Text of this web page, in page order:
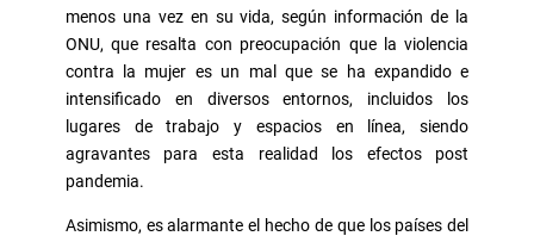
menos una vez en su vida, según información de la
ONU, que resalta con preocupación que la violencia
contra la mujer es un mal que se ha expandido e
intensificado en diversos entornos, incluidos los
lugares de trabajo y espacios en línea, siendo
agravantes para esta realidad los efectos post
pandemia.
Asimismo, es alarmante el hecho de que los países del